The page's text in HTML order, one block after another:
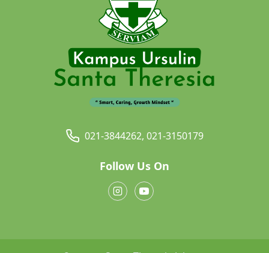
021-3844262, 021-3150179
Follow Us On